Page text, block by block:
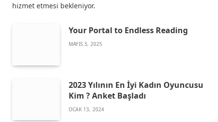
hizmet etmesi bekleniyor.
Your Portal to Endless Reading
MAYIS 3, 2025
2023 Yılının En İyi Kadın Oyuncusu
Kim ? Anket Başladı
OCAK 13, 2024